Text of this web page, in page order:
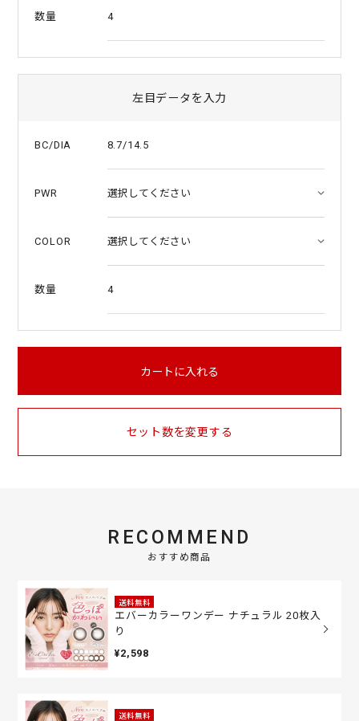
数量 4
左目データを入力
BC/DIA 8.7/14.5
PWR
COLOR
数量 4
カートに入れる
セット数を変更する
RECOMMEND
おすすめ商品
送料無料
エバーカラーワンデー ナチュラル 20枚入
り
¥2,598
送料無料